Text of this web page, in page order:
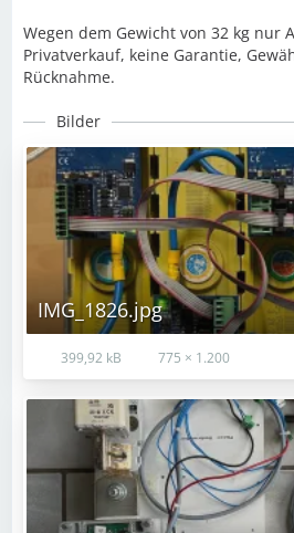
Wegen dem Gewicht von 32 kg nur
Privatverkauf, keine Garantie,
Rücknahme.
Bilder
IMG_1826.jpg
399,92 kB 775 × 1.200